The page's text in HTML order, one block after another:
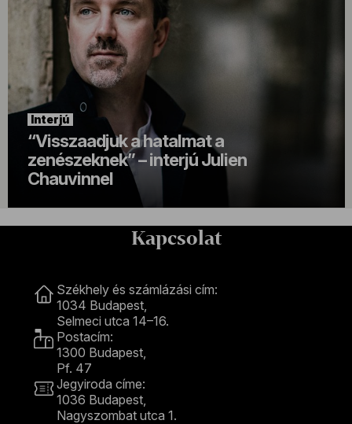
Interjú
“Visszaadjuk a hatalmat a
zenészeknek” – interjú Julien
Chauvinnel
Kapcsolat
Székhely és számlázási cím:
1034 Budapest,
Selmeci utca 14–16.
Postacím:
1300 Budapest,
Pf. 47
Jegyiroda címe:
1036 Budapest,
Nagyszombat utca 1.